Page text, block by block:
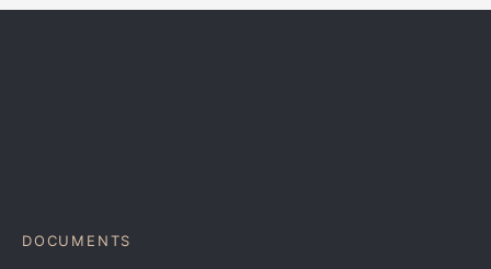
DOCUMENTS